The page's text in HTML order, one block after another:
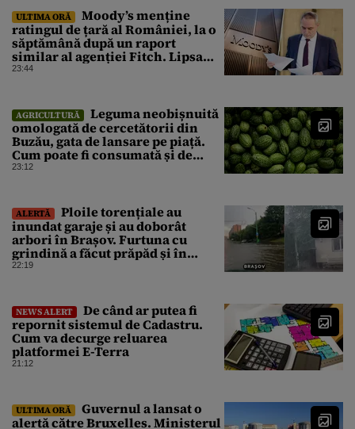
ULTIMA ORĂ
Moody’s menține
ratingul de țară al României, la o
săptămână după un raport
similar al agenției Fitch. Lipsa
unui guvern cu puteri depline,
23:44
AGRICULTURĂ
Leguma neobișnuită
omologată de cercetătorii din
Buzău, gata de lansare pe piață.
Cum poate fi consumată și de
unde provine soiul
23:12
ALERTĂ
Ploile torențiale au
inundat garaje și au doborât
arbori în Brașov. Furtuna cu
grindină a făcut prăpăd și în
Bihor
22:19
NEWS ALERT
De când ar putea fi
repornit sistemul de Cadastru.
Cum va decurge reluarea
platformei E-Terra
21:12
ULTIMA ORĂ
Guvernul a lansat o
alertă către Bruxelles. Ministerul